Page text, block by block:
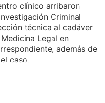
clínico arribaron
Criminal
técnica al cadáver
Legal en
además de
caso.